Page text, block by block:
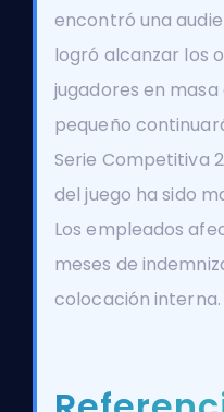
encontró una
logró alcanzar los
jugadores en masa
pequeño
Serie Competitiva
del juego ha sido
Los empleados
meses de
colocación interna.